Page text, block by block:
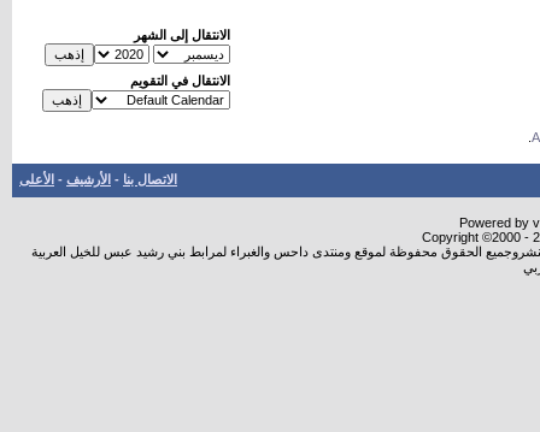
الانتقال إلى الشهر
الانتقال في التقويم
الاتصال بنا - الأرشيف - الأعلى
Powered by
Copyright ©2000 -
الحقوق محفوظة لموقع ومنتدى داحس والغبراء لمرابط بني رشيد عبس للخيل العربية